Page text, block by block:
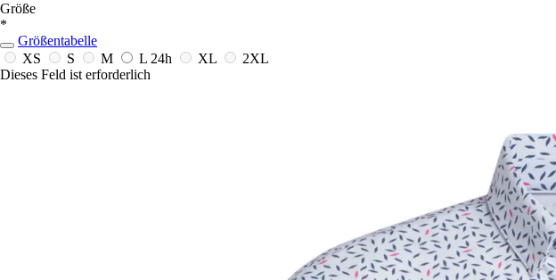
Größe
*
Größentabelle
XS
S M L 24h XL
2XL
Dieses Feld ist erforderlich